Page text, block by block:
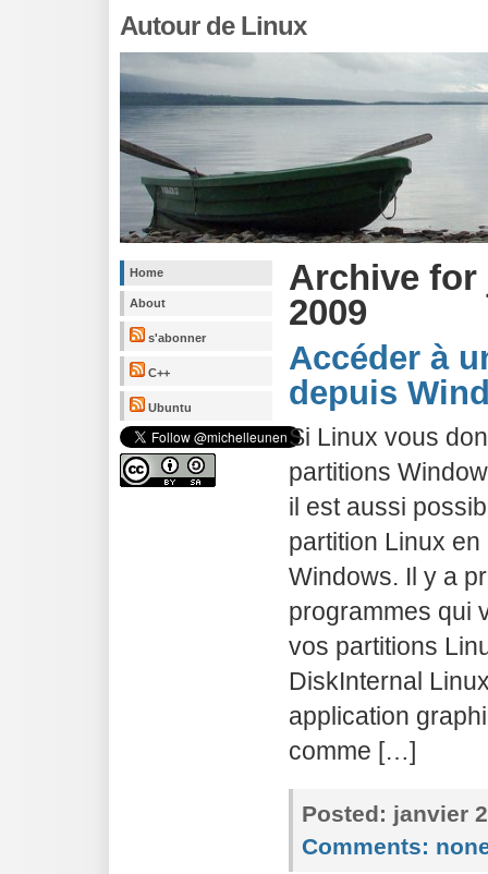
Autour de Linux
Home
About
s'abonner
C++
Ubuntu
Archive for
2009
Accéder à
depuis
Si Linux vous
partitions
il est aussi
partition Linux
Windows. Il y a
programmes qui
vos partitions
DiskInternal
application
comme […]
Posted: janvier
Comments: